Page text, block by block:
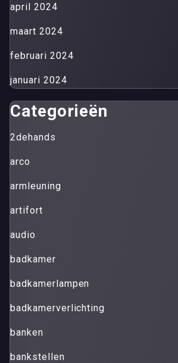
april 2024
maart 2024
februari 2024
januari 2024
Categorieën
2dehands
arco
armleuning
artifort
audio
badkamer
badkamerlampen
badkamerverlichting
banken
bankstellen